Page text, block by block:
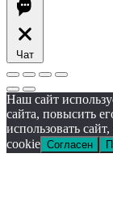
Чат
Наш сайт
сайта, повысить
использовать
cookie Согласен